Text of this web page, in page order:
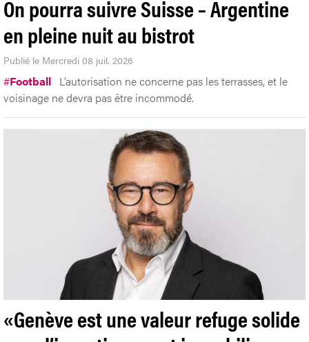
On pourra suivre Suisse – Argentine
en pleine nuit au bistrot
Publié le Mercredi 08 juil. 2026
#Football L’autorisation ne concerne pas les terrasses, et le
voisinage ne devra pas être incommodé.
«Genève est une valeur refuge solide